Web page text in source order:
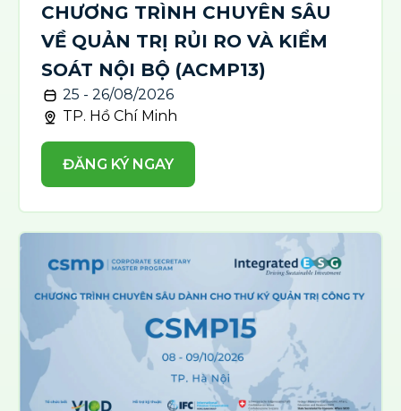
CHƯƠNG TRÌNH CHUYÊN SÂU
VỀ QUẢN TRỊ RỦI RO VÀ KIỂM
SOÁT NỘI BỘ (ACMP13)
25 - 26/08/2026
TP. Hồ Chí Minh
ĐĂNG KÝ NGAY